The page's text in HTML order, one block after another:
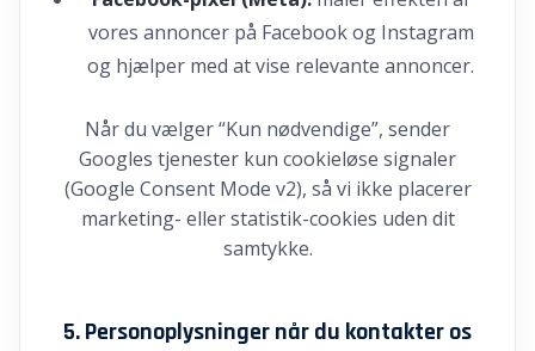
vores annoncer på Facebook og Instagram
og hjælper med at vise relevante annoncer.
Når du vælger “Kun nødvendige”, sender
Googles tjenester kun cookieløse signaler
(Google Consent Mode v2), så vi ikke placerer
marketing- eller statistik-cookies uden dit
samtykke.
5. Personoplysninger når du kontakter os